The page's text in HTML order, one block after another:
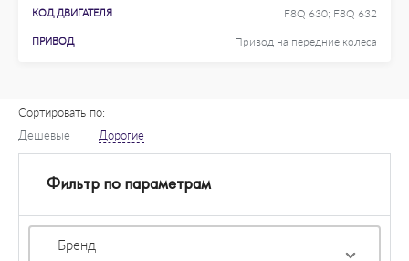
КОД ДВИГАТЕЛЯ F8Q 630; F8Q 632
ПРИВОД Привод на передние колеса
Сортировать по:
Дешевые
Дорогие
Фильтр по параметрам
Бренд